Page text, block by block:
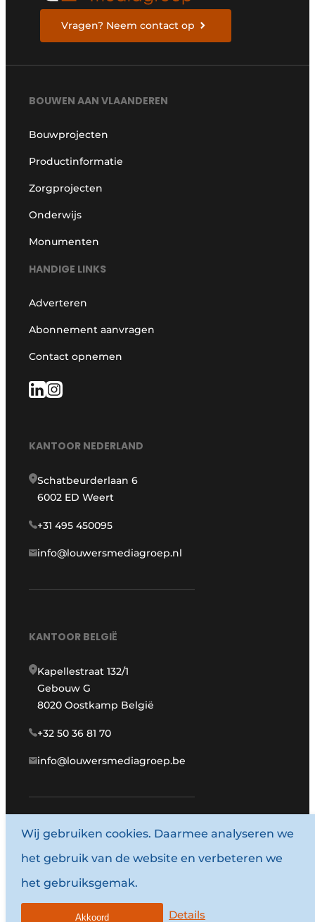
Vragen? Neem contact op
BOUWEN AAN VLAANDEREN
Bouwprojecten
Productinformatie
Zorgprojecten
Onderwijs
Monumenten
HANDIGE LINKS
Adverteren
Abonnement aanvragen
Contact opnemen
KANTOOR NEDERLAND
Schatbeurderlaan 6
6002 ED Weert
+31 495 450095
info@louwersmediagroep.nl
KANTOOR BELGIË
Kapellestraat 132/1
Gebouw G
8020 Oostkamp België
+32 50 36 81 70
info@louwersmediagroep.be
www.louwersmediagroep.com
© 1987 - 2026 Louwersmediagroep.
Algemene voorwaarden
Wij gebruiken cookies. Daarmee analyseren we
het gebruik van de website en verbeteren we
het gebruiksgemak.
Details
Akkoord